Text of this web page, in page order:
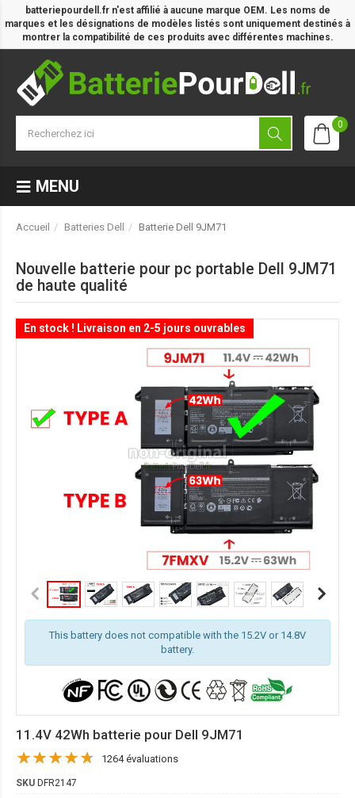
batteriepourdell.fr n'est affilié à aucune marque OEM. Les noms de
marques et les désignations de modèles listés sont uniquement destinés à
montrer la compatibilité de ces produits avec différentes machines.
0
MENU
Accueil Batteries Dell Batterie Dell 9JM71
Nouvelle batterie pour pc portable Dell 9JM71
de haute qualité
This battery does not compatible with the 15.2V or 14.8V
battery.
En stock ! Livraison en 2-5 jours ouvrables
11.4V 42Wh batterie pour Dell 9JM71
1264 évaluations
SKU DFR2147